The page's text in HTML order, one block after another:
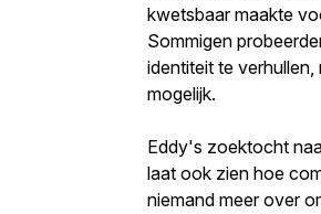
kwetsbaar maakte
Sommigen
identiteit te
mogelijk.
Eddy's zoektocht
laat ook zien hoe
niemand meer over